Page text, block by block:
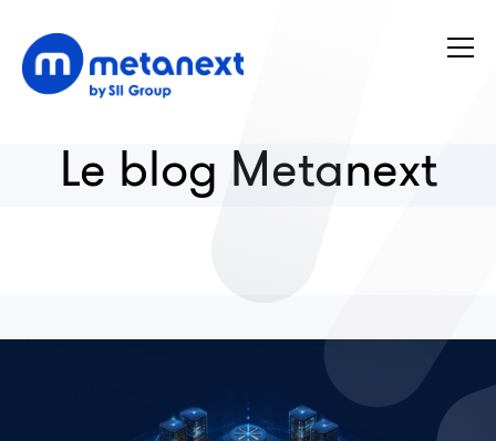
Le blog Metanext